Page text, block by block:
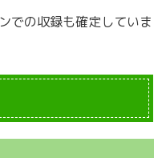
での収録も確定していま